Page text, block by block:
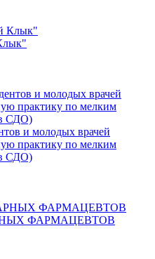
и молодых врачей
практику по мелким
СДО)
ФАРМАЦЕВТОВ